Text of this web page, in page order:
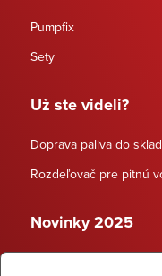
Pumpfix
Sety
Už ste videli?
Doprava paliva do
Rozdeľovač pre pitnú
Novinky 2025